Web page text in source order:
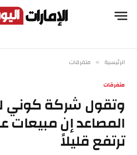
الرئيسية » متفرقات
متفرقات
وتقول شركة كوني
ترتفع قليلاً